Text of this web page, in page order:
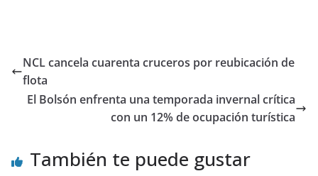
NCL cancela cuarenta cruceros por reubicación de
flota
El Bolsón enfrenta una temporada invernal crítica
con un 12% de ocupación turística
También te puede gustar